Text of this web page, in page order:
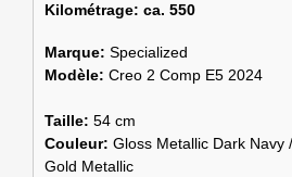
Kilométrage: ca. 550
Marque: Specialized
Modèle: Creo 2 Comp E5 2024
Taille: 54 cm
Couleur: Gloss Metallic Dark Navy
Gold Metallic